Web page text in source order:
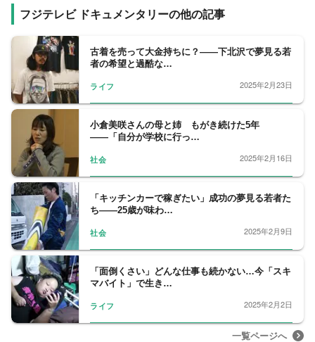
フジテレビ ドキュメンタリーの他の記事
古着を売って大金持ちに？――下北沢で夢見る若
者の希望と過酷な…
ライフ 2025年2月23日
小倉美咲さんの母と姉 もがき続けた5年
――「自分が学校に行っ…
社会 2025年2月16日
「キッチンカーで稼ぎたい」成功の夢見る若者た
ち――25歳が味わ…
社会 2025年2月9日
「面倒くさい」どんな仕事も続かない…今「スキ
マバイト」で生き…
ライフ 2025年2月2日
一覧ページへ